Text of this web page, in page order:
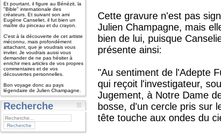
Et pourtant, il figure au Bénézit, la
"Bible" internationale des
créateurs. Et suivant son ami
Eugène Canseliet, il fut bien un
maître du pinceau et du crayon.
C'est à la découverte de cet artiste
méconnu, mais profondément
attachant, que je voudrais vous
inviter. Je voudrais aussi vous
demander de ne pas hésiter à
enrichir mes articles de vos propres
commentaires et de vos
découvertes personnelles.
Bon voyage donc au pays
légendaire de Julien Champagne.
Recherche
Cette gravure n'est pas
Julien Champagne, mais
bien de lui, puisque
présente ainsi:
"Au sentiment de l'Adepte
qui reçoit l'investigateur,
Jugement, à Notre Dame
bosse, d'un cercle pris sur
tête touche aux ondes du